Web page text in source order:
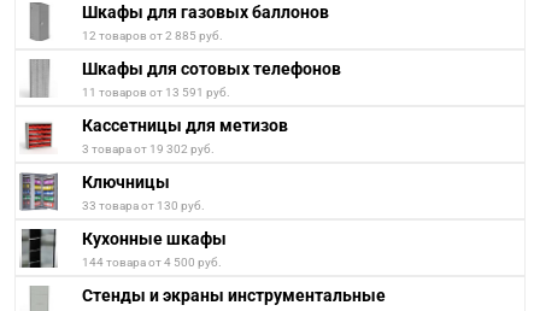
Шкафы для газовых баллонов
12 товаров от 2 885 руб.
Шкафы для сотовых телефонов
11 товаров от 13 591 руб.
Кассетницы для метизов
3 товара от 19 302 руб.
Ключницы
33 товара от 130 руб.
Кухонные шкафы
144 товара от 4 500 руб.
Стенды и экраны инструментальные